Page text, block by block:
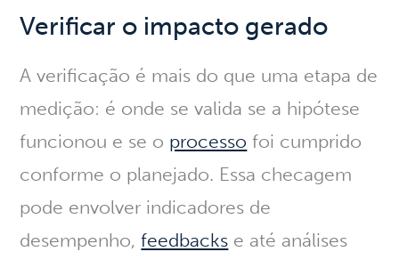
Verificar o impacto gerado
A verificação é mais do que uma etapa de
medição: é onde se valida se a hipótese
funcionou e se o processo foi cumprido
conforme o planejado. Essa checagem
pode envolver indicadores de
desempenho,feedbacks e até análises